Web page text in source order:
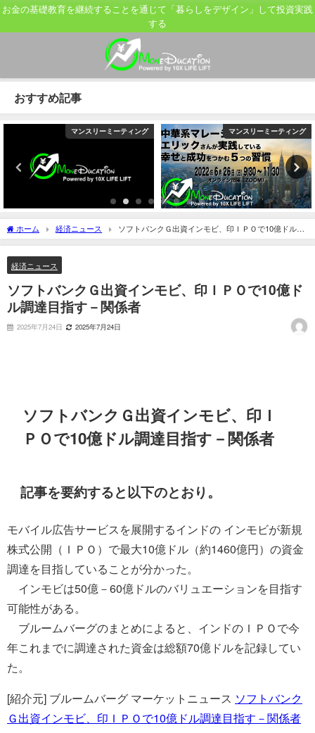
お金の基礎教育を継続することを通じて「暮らしをデザイン」して投資実践
する
おすすめ記事
マンスリーミーティング マンスリーミーティング
ホーム 経済ニュース
ソフトバンクＧ出資インモビ、印ＩＰＯで10億ドル調
達目指す－関係者
経済ニュース
ソフトバンクＧ出資インモビ、印ＩＰＯで10億ド
ル調達目指す－関係者
2025年7月24日 2025年7月24日
ソフトバンクＧ出資インモビ、印Ｉ
ＰＯで10億ドル調達目指す－関係者
記事を要約すると以下のとおり。
モバイル広告サービスを展開するインドの インモビが新規
株式公開（ＩＰＯ）で最大10億ドル（約1460億円）の資金
調達を目指していることが分かった。
インモビは50億－60億ドルのバリュエーションを目指す
可能性がある。
ブルームバーグのまとめによると、インドのＩＰＯで今
年これまでに調達された資金は総額70億ドルを記録してい
た。
[紹介元] ブルームバーグ マーケットニュース ソフトバンク
Ｇ出資インモビ、印ＩＰＯで10億ドル調達目指す－関係者